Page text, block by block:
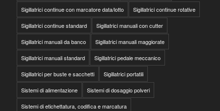
Sigillatrici continue con marcatore data/lotto Sigillatrici continue rotative
Sigillatrici continue standard Sigillatrici manuali con cutter
Sigillatrici manuali da banco Sigillatrici manuali maggiorate
Sigillatrici manuali standard Sigillatrici pedale meccanico
Sigillatrici per buste e sacchetti Sigillatrici portatili
Sistemi di alimentazione Sistemi di dosaggio polveri
Sistemi di etichettatura, codifica e marcatura